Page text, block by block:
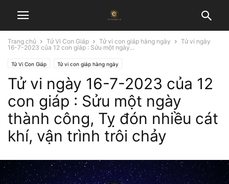
Trang chủ Tử Vi Con Giáp Tử vi con giáp hàng ngày
Tử vi ngày
16-7-2023 của 12 con giáp : Sửu một ngày...
Tử Vi Con Giáp Tử vi con giáp hàng ngày
Tử vi ngày 16-7-2023 của 12
con giáp : Sửu một ngày
thành công, Tỵ đón nhiều cát
khí, vận trình trôi chảy